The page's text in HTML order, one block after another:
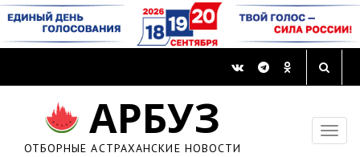
АРБУЗ
ОТБОРНЫЕ АСТРАХАНСКИЕ НОВОСТИ